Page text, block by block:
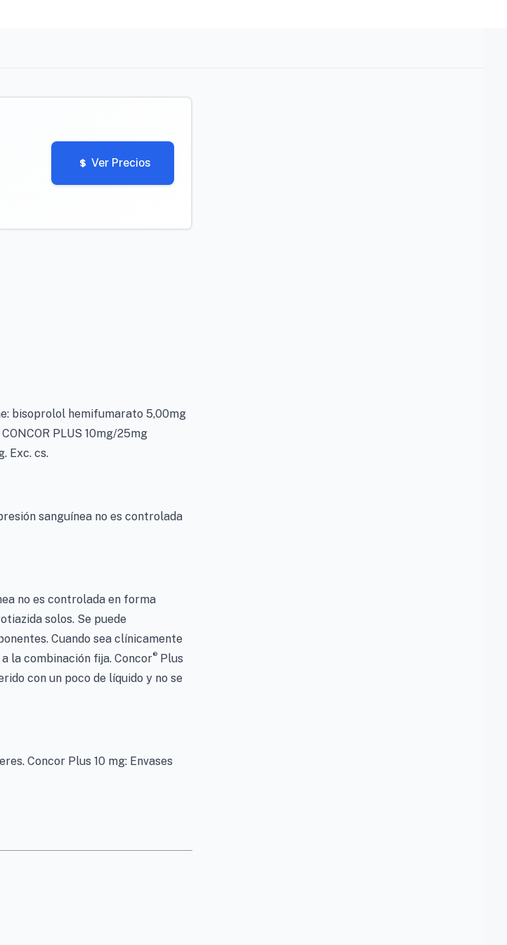
Ver Precios
bisoprolol hemifumarato 5,00mg
PLUS 10mg/25mg
Exc. cs.
sanguínea no es controlada
no es controlada en forma
solos. Se puede
Cuando sea clínicamente
la combinación fija. Concor® Plus
con un poco de líquido y no se
Concor Plus 10 mg: Envases